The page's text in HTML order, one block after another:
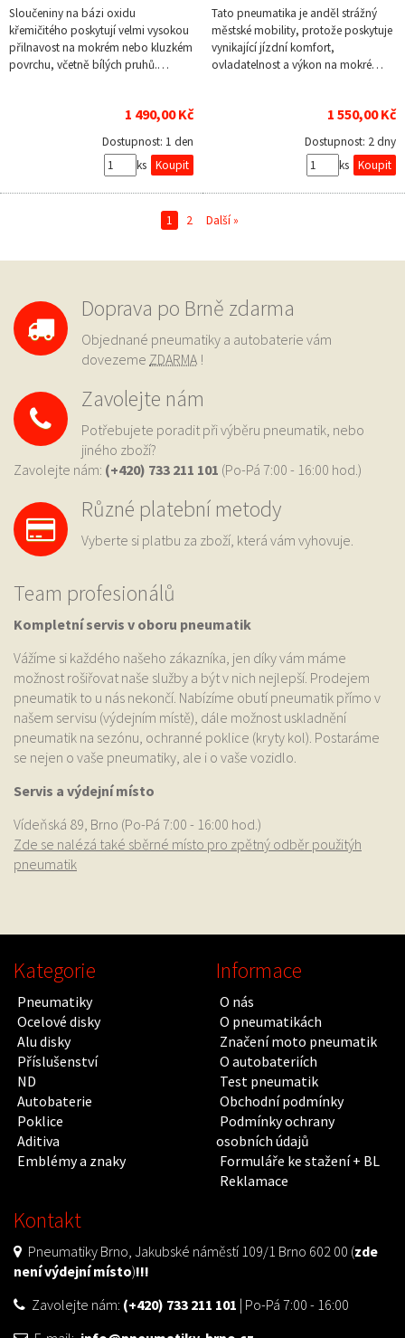
Sloučeniny na bázi oxidu
křemičitého poskytují velmi vysokou
přilnavost na mokrém nebo kluzkém
povrchu, včetně bílých pruhů.…
1 490,00 Kč
Dostupnost: 1 den
ks
Tato pneumatika je anděl strážný
městské mobility, protože poskytuje
vynikající jízdní komfort,
ovladatelnost a výkon na mokré…
1 550,00 Kč
Dostupnost: 2 dny
ks
1 2 Další »
Doprava po Brně zdarma
Objednané pneumatiky a autobaterie vám
dovezeme ZDARMA !
Zavolejte nám
Potřebujete poradit při výběru pneumatik, nebo
jiného zboží?
Zavolejte nám: (+420) 733 211 101 (Po-Pá 7:00 - 16:00 hod.)
Různé platební metody
Vyberte si platbu za zboží, která vám vyhovuje.
Team profesionálů
Kompletní servis v oboru pneumatik
Vážíme si každého našeho zákazníka, jen díky vám máme
možnost rošiřovat naše služby a být v nich nejlepší. Prodejem
pneumatik to u nás nekončí. Nabízíme obutí pneumatik přímo v
našem servisu (výdejním místě), dále možnost uskladnění
pneumatik na sezónu, ochranné poklice (kryty kol). Postaráme
se nejen o vaše pneumatiky, ale i o vaše vozidlo.
Servis a výdejní místo
Vídeňská 89, Brno (Po-Pá 7:00 - 16:00 hod.)
Zde se nalézá také sběrné místo pro zpětný odběr použitýh
pneumatik
Kategorie
Pneumatiky
Ocelové disky
Alu disky
Příslušenství
ND
Autobaterie
Poklice
Aditiva
Emblémy a znaky
Informace
O nás
O pneumatikách
Značení moto pneumatik
O autobateriích
Test pneumatik
Obchodní podmínky
Podmínky ochrany
osobních údajů
Formuláře ke stažení + BL
Reklamace
Kontakt
Pneumatiky Brno, Jakubské náměstí 109/1 Brno 602 00 (zde
není výdejní místo)!!!
Zavolejte nám: (+420) 733 211 101 | Po-Pá 7:00 - 16:00